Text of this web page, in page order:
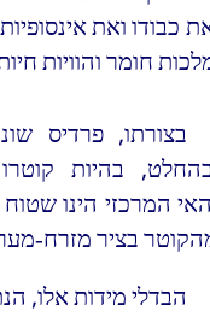
כבודו ואת
חומר והוויות
בצורתו, פרדיס
בהחלט, בהיות
המרכזי הינו
בציר מזרח-
הבדלי מידות אלו,